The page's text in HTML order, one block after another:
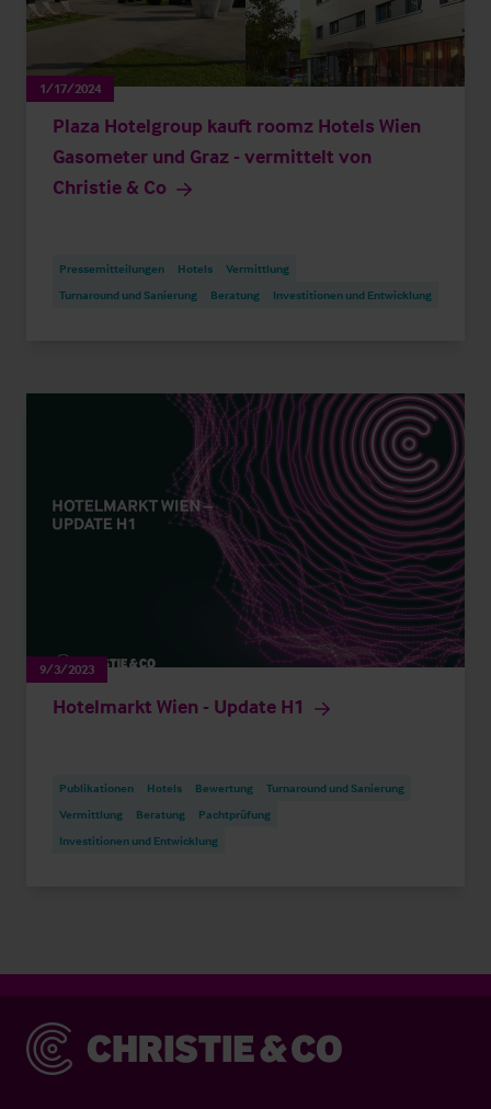
1/17/2024
Plaza Hotelgroup kauft roomz Hotels Wien
Gasometer und Graz - vermittelt von
Christie & Co
Pressemitteilungen Hotels
Vermittlung
Turnaround und Sanierung
Beratung Investitionen und Entwicklung
9/3/2023
Hotelmarkt Wien - Update H1
Publikationen Hotels Bewertung
Turnaround und Sanierung
Vermittlung
Beratung
Pachtprüfung
Investitionen und Entwicklung
Christie & Co